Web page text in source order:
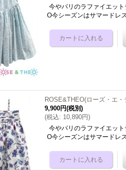
今やパリのラファイエッ
O今シーズンはサマードレ
ROSE&THEO(ローズ・エ
9,900円(税別)
(税込: 10,890円)
今やパリのラファイエッ
O今シーズンはサマードレ